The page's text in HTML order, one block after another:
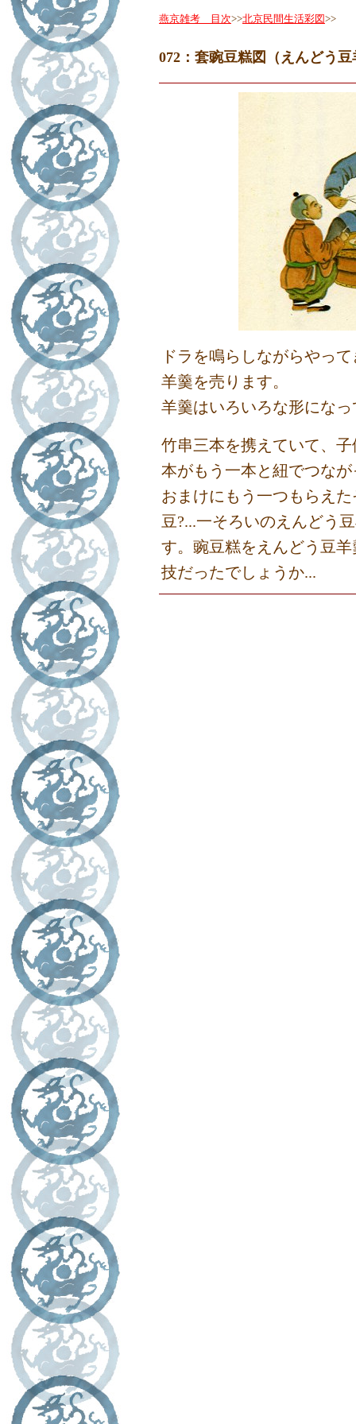
燕京雑考 目次>>北京民間生活彩図>>
072：套豌豆糕図（えんどう
ドラを鳴らしながらやっ
羊羹を売ります。
羊羹はいろいろな形にな
竹串三本を携えていて、
本がもう一本と紐でつな
おまけにもう一つもらえ
豆?...一そろいのえんどう
す。豌豆糕をえんどう豆
技だったでしょうか...